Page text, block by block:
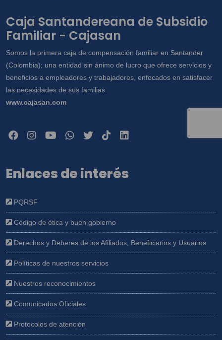
www.cajasan.com, la cual declaro conocer
y saber que en esta se especifican cuáles
datos sensibles, y en especial para que
sean compartidos con terceros con quienes
la Caja tienen alianzas y/o convenios para
la construcción de viviendas. Así mismo,
conozco que como titular me asisten los
derechos a conocer, actualizar, rectificar y
Caja Santandereana de Subsidio
Familiar - Cajasan
Somos la primera caja de compensación familiar en Santander
(Colombia); una entidad sin ánimo de lucro que ofrece servicios y
beneficios a empleadores y trabajadores, enfocados en satisfacer
las necesidades de sus familias.
www.cajasan.com
Enlaces de interés
PQRSF
Código de ética y buen gobierno
Derechos y Deberes de los Afiliados, Beneficiarios y Usuarios
Políticas de nuestros servicios
Nuestros reconocimientos
Comunicados Oficiales
Protocolos de atención